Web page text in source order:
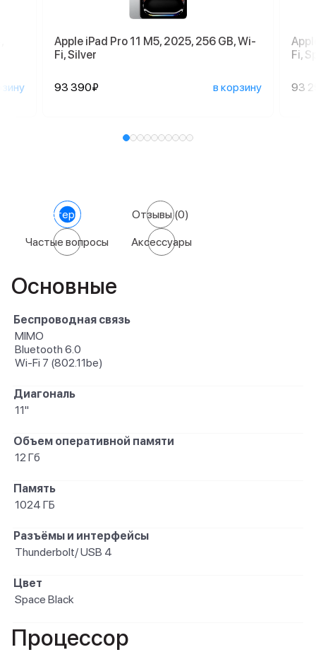
Apple iPad Pro 11 M5, 2025, 256 GB, Wi-
Fi, Silver
93 390₽ в корзину
Fi,
93
Характеристики Отзывы(0)
Частые вопросы Аксессуары
Основные
Беспроводная связь
MIMO
Bluetooth 6.0
Wi-Fi 7 (802.11be)
Диагональ
11"
Объем оперативной памяти
12 Гб
Память
1024 ГБ
Разъёмы и интерфейсы
Thunderbolt/ USB 4
Цвет
Space Black
Процессор